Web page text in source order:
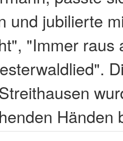
und jubilierte
"Immer raus
Händen